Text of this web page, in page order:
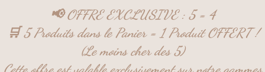
📢 OFFRE EXCLUSIVE : 5 = 4
🛒 5 Produits dans le Panier = 1 Produit OFFERT !
(Le moins cher des 5)